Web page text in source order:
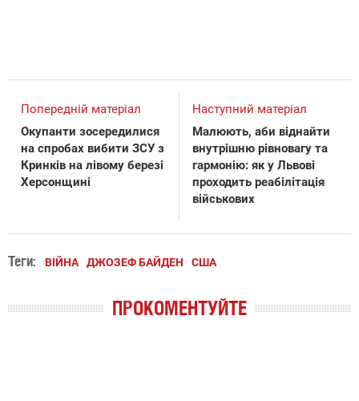
Попередній матеріал
Окупанти зосередилися
на спробах вибити ЗСУ з
Кринків на лівому березі
Херсонщині
Наступний матеріал
Малюють, аби віднайти
внутрішню рівновагу та
гармонію: як у Львові
проходить реабілітація
військових
Теги: ВІЙНА ДЖОЗЕФ БАЙДЕН США
ПРОКОМЕНТУЙТЕ